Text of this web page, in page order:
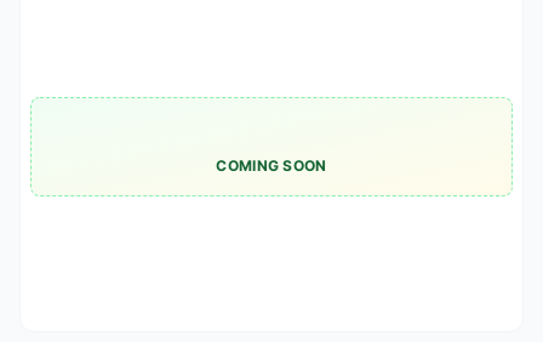
COMING SOON